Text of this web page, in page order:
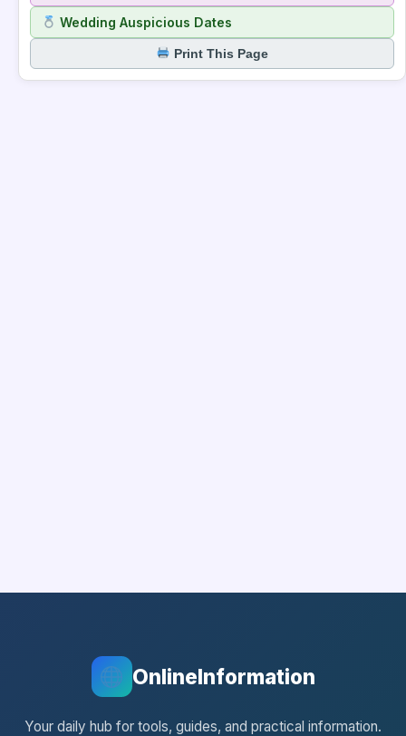
Wedding Auspicious Dates
Print This Page
OnlineInformation
Your daily hub for tools, guides, and practical information.